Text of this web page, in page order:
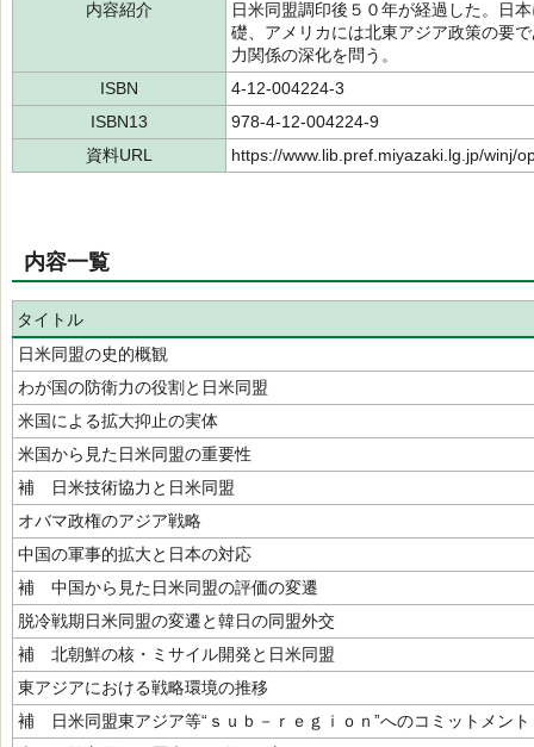
内容紹介
日米同盟調印後５０年が経過した。日
礎、アメリカには北東アジア政策の要
力関係の深化を問う。
ISBN
4-12-004224-3
ISBN13
978-4-12-004224-9
資料URL
https://www.lib.pref.miyazaki.lg.jp/winj/
内容一覧
タイトル
日米同盟の史的概観
わが国の防衛力の役割と日米同盟
米国による拡大抑止の実体
米国から見た日米同盟の重要性
補 日米技術協力と日米同盟
オバマ政権のアジア戦略
中国の軍事的拡大と日本の対応
補 中国から見た日米同盟の評価の変遷
脱冷戦期日米同盟の変遷と韓日の同盟外交
補 北朝鮮の核・ミサイル開発と日米同盟
東アジアにおける戦略環境の推移
補 日米同盟東アジア等“ｓｕｂ－ｒｅｇｉｏｎ”へのコミットメント